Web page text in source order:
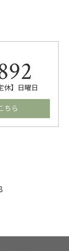
休】日曜日
ちら